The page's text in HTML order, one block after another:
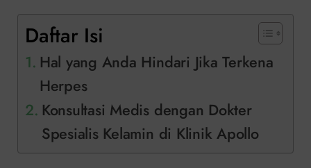
Daftar Isi
Hal yang Anda Hindari Jika Terkena
Herpes
Konsultasi Medis dengan Dokter
Spesialis Kelamin di Klinik Apollo